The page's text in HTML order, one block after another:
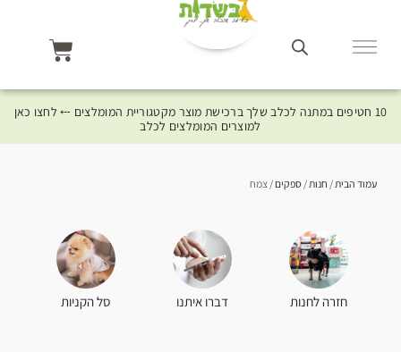
10 חטיפים במתנה לכלב שלך ברכישת מוצר מקטגוריית המומלצים ⤎ לחצו כאן
למוצרים המומלצים לכלב
עמוד הבית / חנות / ספקים / צמח
חזרה לחנות דברו איתנו סל הקניות